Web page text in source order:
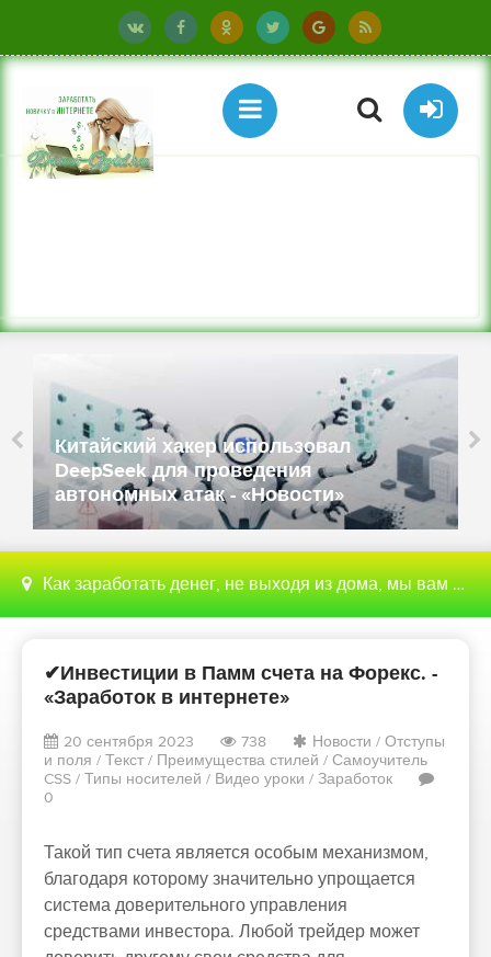
Китайский хакер использовал
DeepSeek для проведения
автономных атак - «Новости»
Как заработать денег, не выходя из дома, мы вам поможем с этим разобраться
✔Инвестиции в Памм счета на Форекс. -
«Заработок в интернете»
20 сентября 2023 738 Новости / Отступы
и поля / Текст / Преимущества стилей / Самоучитель
CSS / Типы носителей / Видео уроки / Заработок
0
Такой тип счета является особым механизмом,
благодаря которому значительно упрощается
система доверительного управления
средствами инвестора. Любой трейдер может